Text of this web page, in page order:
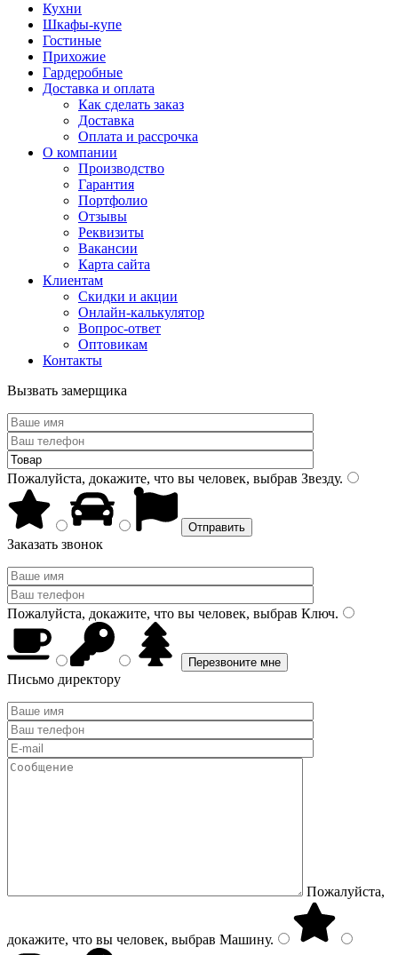
Кухни
Шкафы-купе
Гостиные
Прихожие
Гардеробные
Доставка и оплата
Как сделать заказ
Доставка
Оплата и рассрочка
О компании
Производство
Гарантия
Портфолио
Отзывы
Реквизиты
Вакансии
Карта сайта
Клиентам
Скидки и акции
Онлайн-калькулятор
Вопрос-ответ
Оптовикам
Контакты
Вызвать замерщика
Пожалуйста, докажите, что вы человек, выбрав Звезду.
Заказать звонок
Пожалуйста, докажите, что вы человек, выбрав Ключ.
Письмо директору
Пожалуйста,
докажите, что вы человек, выбрав Машину.